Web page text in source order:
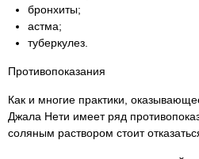
бронхиты;
астма;
туберкулез.
Противопоказания
Как и многие практики,
Джала Нети имеет ряд
соляным раствором стоит